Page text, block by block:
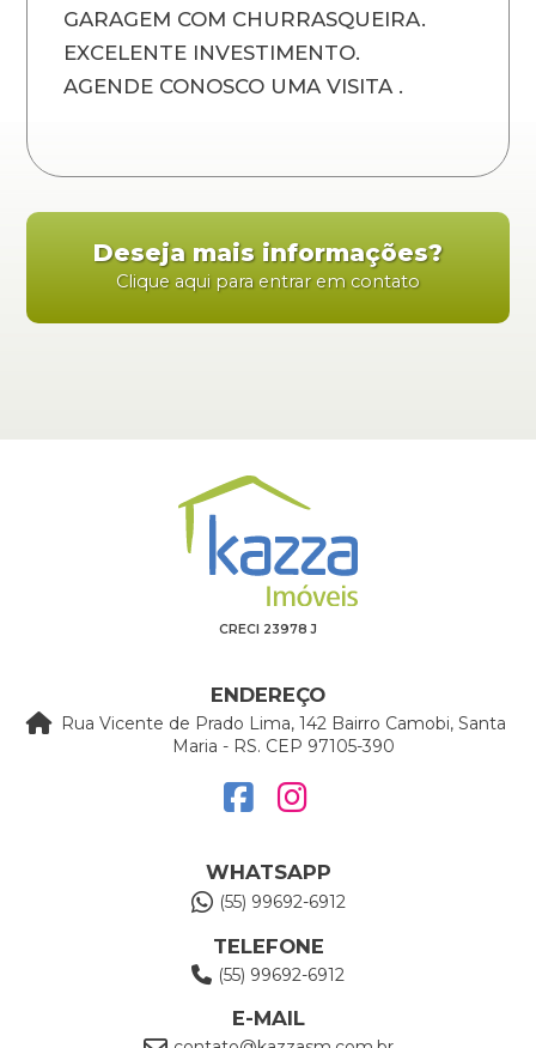
GARAGEM COM CHURRASQUEIRA.
EXCELENTE INVESTIMENTO.
AGENDE CONOSCO UMA VISITA .
Deseja mais informações?
Clique aqui para entrar em contato
CRECI 23978 J
ENDEREÇO
Rua Vicente de Prado Lima, 142 Bairro Camobi, Santa
Maria - RS. CEP 97105-390
WHATSAPP
(55) 99692-6912
TELEFONE
(55) 99692-6912
E-MAIL